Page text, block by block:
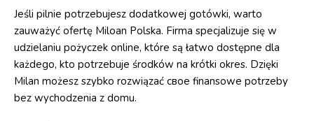
Jeśli pilnie potrzebujesz dodatkowej gotówki, warto
zauważyć ofertę Miloan Polska. Firma specjalizuje się w
udzielaniu pożyczek online, które są łatwo dostępne dla
każdego, kto potrzebuje środków na krótki okres. Dzięki
Milan możesz szybko rozwiązać свое finansowe potrzeby
bez wychodzenia z domu.